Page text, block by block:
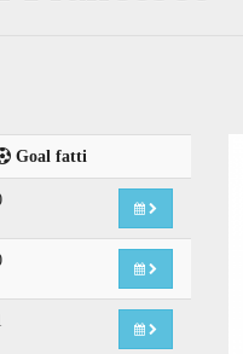
Goal fatti